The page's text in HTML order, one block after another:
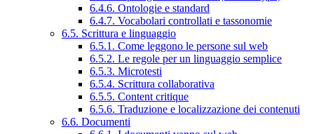
6.4.6. Ontologie e standard
6.4.7. Vocabolari controllati e tassonomie
6.5. Scrittura e linguaggio
6.5.1. Come leggono le persone sul web
6.5.2. Le regole per un linguaggio semplice
6.5.3. Microtesti
6.5.4. Scrittura collaborativa
6.5.5. Content critique
6.5.6. Traduzione e localizzazione dei contenuti
6.6. Documenti